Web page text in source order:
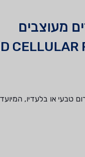
מעוצבים
CELLULAR
טבעי או בלעדיו,